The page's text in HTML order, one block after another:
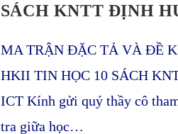
SÁCH KNTT ĐỊNH
MA TRẬN ĐẶC TẢ VÀ ĐỀ
HKII TIN HỌC 10 SÁCH
ICT Kính gửi quý thầy cô
tra giữa học…